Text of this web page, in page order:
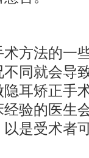
方法的一
同就会导
耳矫正手
验的医生
是受术者